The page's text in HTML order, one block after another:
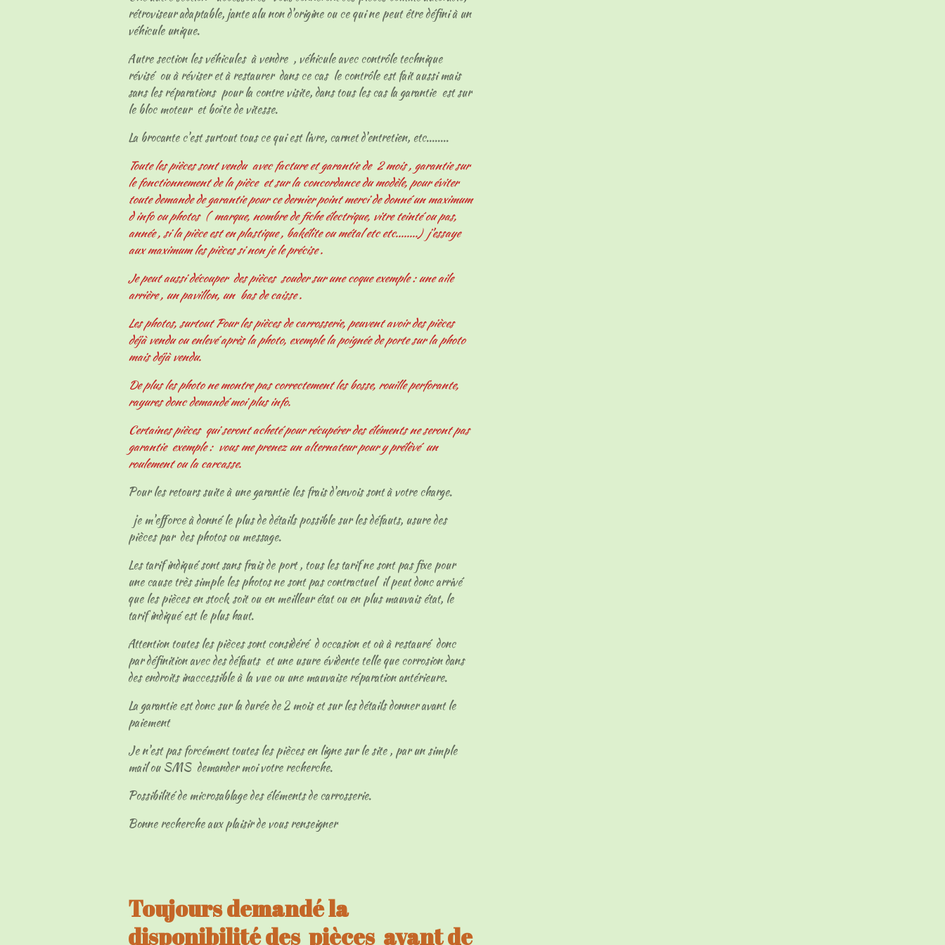
rétroviseur adaptable, jante alu non d'origine ou ce qui ne peut être défini à un
véhicule unique.
Autre section les véhicules à vendre , véhicule avec contrôle technique
révisé ou à réviser et à restaurer dans ce cas le contrôle est fait aussi mais
sans les réparations pour la contre visite, dans tous les cas la garantie est sur
le bloc moteur et boîte de vitesse.
La brocante c'est surtout tous ce qui est livre, carnet d'entretien, etc........
Toute les pièces sont vendu avec facture et garantie de 2 mois , garantie sur
le fonctionnement de la pièce et sur la concordance du modèle, pour éviter
toute demande de garantie pour ce dernier point merci de donné un maximum
d info ou photos ( marque, nombre de fiche électrique, vitre teinté ou pas,
année , si la pièce est en plastique , bakélite ou métal etc etc........) j'essaye
aux maximum les pièces si non je le précise .
Je peut aussi découper des pièces souder sur une coque exemple : une aile
arrière , un pavillon, un bas de caisse .
Les photos, surtout Pour les pièces de carrosserie, peuvent avoir des pièces
déjà vendu ou enlevé après la photo, exemple la poignée de porte sur la photo
mais déjà vendu.
De plus les photo ne montre pas correctement les bosse, rouille perforante,
rayures donc demandé moi plus info.
Certaines pièces qui seront acheté pour récupérer des éléments ne seront pas
garantie exemple : vous me prenez un alternateur pour y prélèvé un
roulement ou la carcasse.
Pour les retours suite à une garantie les frais d'envois sont à votre charge.
je m'efforce à donné le plus de détails possible sur les défauts, usure des
pièces par des photos ou message.
Les tarif indiqué sont sans frais de port , tous les tarif ne sont pas fixe pour
une cause très simple les photos ne sont pas contractuel il peut donc arrivé
que les pièces en stock soit ou en meilleur état ou en plus mauvais état, le
tarif indiqué est le plus haut.
Attention toutes les pièces sont considéré d occasion et où à restauré donc
par définition avec des défauts et une usure évidente telle que corrosion dans
des endroits inaccessible à la vue ou une mauvaise réparation antérieure.
La garantie est donc sur la durée de 2 mois et sur les détails donner avant le
paiement
Je n'est pas forcément toutes les pièces en ligne sur le site , par un simple
mail ou SMS demander moi votre recherche.
Possibilité de microsablage des éléments de carrosserie.
Bonne recherche aux plaisir de vous renseigner
Toujours demandé la
disponibilité des pièces avant de